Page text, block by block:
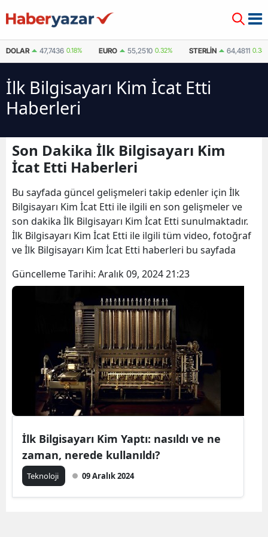
DOLAR 47,7436 0.18% EURO 55,2510 0.32% STERLIN 64,4811
İlk Bilgisayarı Kim İcat Etti
Haberleri
Son Dakika İlk Bilgisayarı Kim
İcat Etti Haberleri
Bu sayfada güncel gelişmeleri takip edenler için İlk
Bilgisayarı Kim İcat Etti ile ilgili en son gelişmeler ve
son dakika İlk Bilgisayarı Kim İcat Etti sunulmaktadır.
İlk Bilgisayarı Kim İcat Etti ile ilgili tüm video, fotoğraf
ve İlk Bilgisayarı Kim İcat Etti haberleri bu sayfada
Güncelleme Tarihi: Aralık 09, 2024 21:23
İlk Bilgisayarı Kim Yaptı: nasıldı ve ne
zaman, nerede kullanıldı?
Teknoloji 09 Aralık 2024